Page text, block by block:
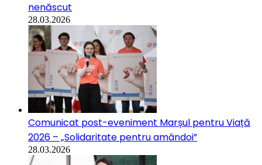
nenăscut
28.03.2026
Comunicat post-eveniment Marșul pentru Viață
2026 – „Solidaritate pentru amândoi”
28.03.2026